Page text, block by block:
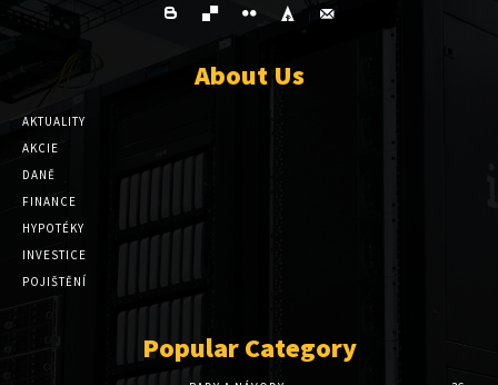
About Us
AKTUALITY
AKCIE
DANĚ
FINANCE
HYPOTÉKY
INVESTICE
POJIŠTĚNÍ
Popular Category